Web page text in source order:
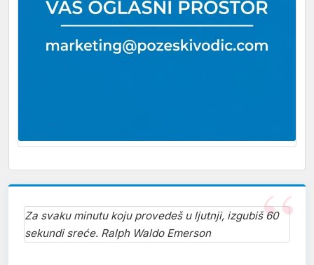
Za svaku minutu koju provedeš u ljutnji, izgubiš 60
sekundi sreće. Ralph Waldo Emerson